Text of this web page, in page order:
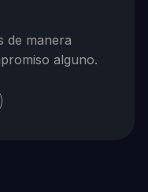
de manera
alguno.